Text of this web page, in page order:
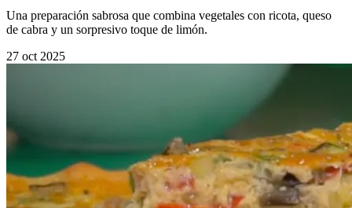
Una preparación sabrosa que combina vegetales con ricota, queso
de cabra y un sorpresivo toque de limón.
27 oct 2025